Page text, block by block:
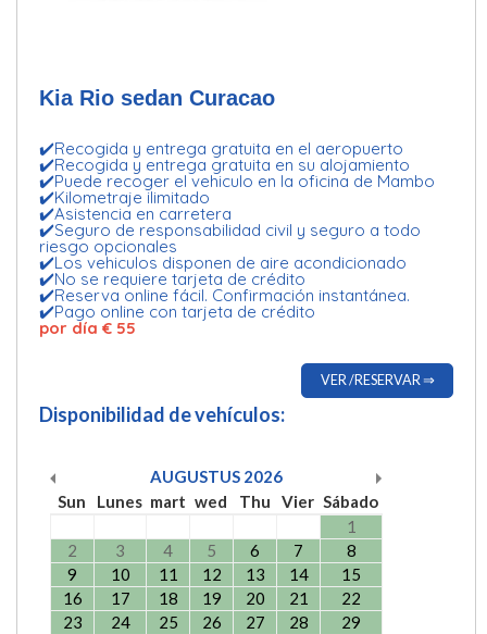
Kia Rio sedan Curacao
✔️Recogida y entrega gratuita en el aeropuerto
✔️Recogida y entrega gratuita en su alojamiento
✔️Puede recoger el vehiculo en la oficina de Mambo
✔️Kilometraje ilimitado
✔️Asistencia en carretera
✔️Seguro de responsabilidad civil y seguro a todo
riesgo opcionales
✔️Los vehiculos disponen de aire acondicionado
✔️No se requiere tarjeta de crédito
✔️Reserva online fácil. Confirmación instantánea.
✔️Pago online con tarjeta de crédito
por día € 55
VER /RESERVAR ⇒
Disponibilidad de vehículos:
AUGUSTUS 2026
Sun
Lunes mart wed Thu Vier Sábado
1
2
3 4 5 6 7
8
9
10 11 12 13 14
15
16
17 18 19 20 21
22
23
24 25 26 27 28
29